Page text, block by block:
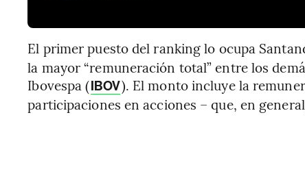
El primer puesto del ranking lo ocupa
la mayor “remuneración total” entre los
Ibovespa (IBOV). El monto incluye la
participaciones en acciones – que, en